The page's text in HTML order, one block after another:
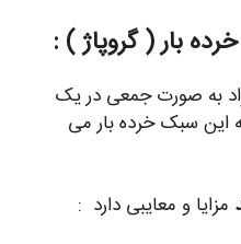
بار ( گروپاژ) :
به صورت جمعی در یک
این سبک خرده بار می
مزایا و معایبی دارد :